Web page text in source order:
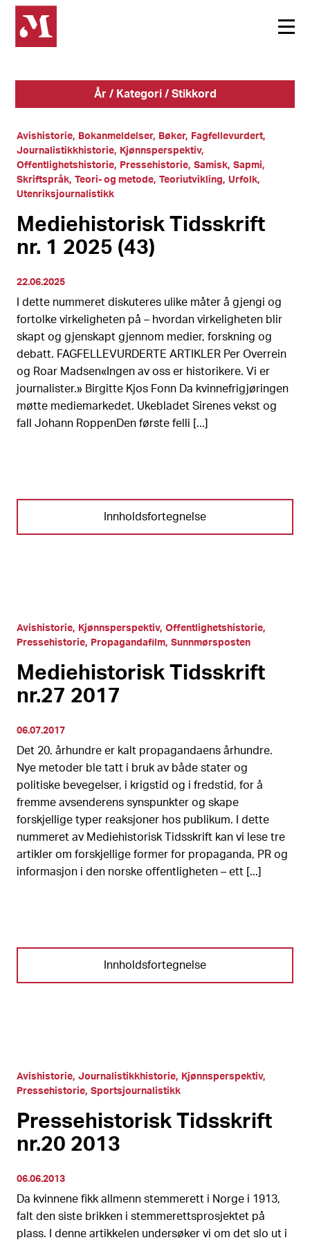
Avishistorie Bokanmeldelser Bøker
Fagfellevurdert
Journalistikkhistorie
Kjønnsperspektiv
Offentlighetshistorie
Pressehistorie Samisk Sapmi
Skriftspråk Teori- og metode Teoriutvikling Urfolk
Utenriksjournalistikk
Mediehistorisk Tidsskrift
nr. 1 2025 (43)
22.06.2025
I dette nummeret diskuteres ulike måter å gjengi og
fortolke virkeligheten på – hvordan virkeligheten blir
skapt og gjenskapt gjennom medier, forskning og
debatt. FAGFELLEVURDERTE ARTIKLER Per Overrein
og Roar Madsen«Ingen av oss er historikere. Vi er
journalister.» Birgitte Kjos Fonn Da kvinnefrigjøringen
møtte mediemarkedet. Ukebladet Sirenes vekst og
fall Johann RoppenDen første felli [...]
Innholdsfortegnelse
Avishistorie Kjønnsperspektiv Offentlighetshistorie
Pressehistorie
Propagandafilm Sunnmørsposten
Mediehistorisk Tidsskrift
nr.27 2017
06.07.2017
Det 20. århundre er kalt propagandaens århundre.
Nye metoder ble tatt i bruk av både stater og
politiske bevegelser, i krigstid og i fredstid, for å
fremme avsenderens synspunkter og skape
forskjellige typer reaksjoner hos publikum. I dette
nummeret av Mediehistorisk Tidsskrift kan vi lese tre
artikler om forskjellige former for propaganda, PR og
informasjon i den norske offentligheten – ett [...]
Innholdsfortegnelse
Avishistorie Journalistikkhistorie
Kjønnsperspektiv
Pressehistorie Sportsjournalistikk
Pressehistorisk Tidsskrift
nr.20 2013
06.06.2013
Da kvinnene fikk allmenn stemmerett i Norge i 1913,
falt den siste brikken i stemmerettsprosjektet på
plass. I denne artikkelen undersøker vi om det slo ut i
År / Kategori / Stikkord